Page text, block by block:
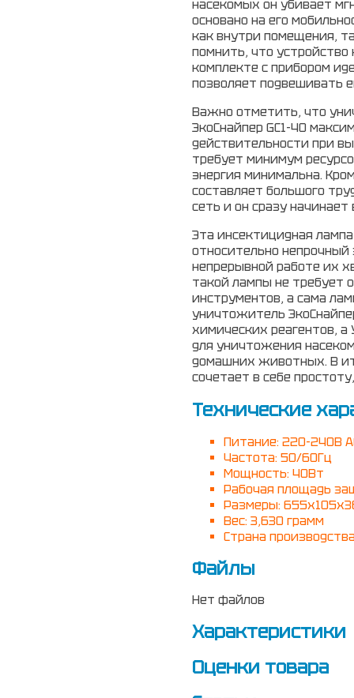
насекомых он убивает
основано на его
как внутри помещения,
помнить, что
комплекте с прибором
позволяет подвешивать
Важно отметить, что
ЭкоСнайпер GC1-40
действительности при
требует минимум
энергия минимальна.
составляет большого
сеть и он сразу
Эта инсектицидная
относительно
непрерывной работе их
такой лампы не требует
инструментов, а сама
уничтожитель
химических реагентов,
для уничтожения
домашних животных. В
сочетает в себе
Технические
Питание: 220-240В
Частота: 50/60Гц
Мощность: 40Вт
Рабочая площадь
Размеры:
Вес: 3,630 грамм
Страна
Файлы
Нет файлов
Характеристики
Оценки товара